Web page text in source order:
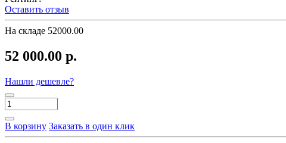
Оставить отзыв
На складе 52000.00
52 000.00 р.
Нашли дешевле?
В корзину Заказать в один клик